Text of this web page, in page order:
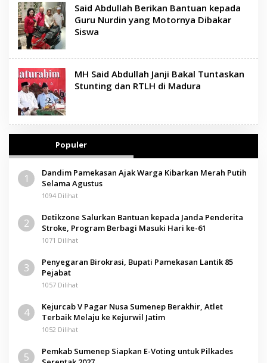
Said Abdullah Berikan Bantuan kepada
Guru Nurdin yang Motornya Dibakar
Siswa
MH Said Abdullah Janji Bakal Tuntaskan
Stunting dan RTLH di Madura
Populer
1
Dandim Pamekasan Ajak Warga Kibarkan Merah Putih
Selama Agustus
1094 Dilihat
2
Detikzone Salurkan Bantuan kepada Janda Penderita
Stroke, Program Berbagi Masuki Hari ke-61
1071 Dilihat
3
Penyegaran Birokrasi, Bupati Pamekasan Lantik 85
Pejabat
1057 Dilihat
4
Kejurcab V Pagar Nusa Sumenep Berakhir, Atlet
Terbaik Melaju ke Kejurwil Jatim
1052 Dilihat
5
Pemkab Sumenep Siapkan E-Voting untuk Pilkades